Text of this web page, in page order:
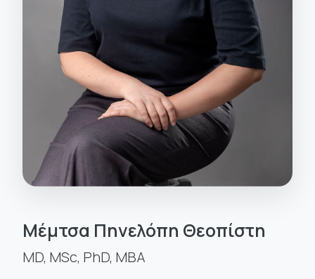
Μέμτσα Πηνελόπη Θεοπίστη
MD, MSc, PhD, MBA